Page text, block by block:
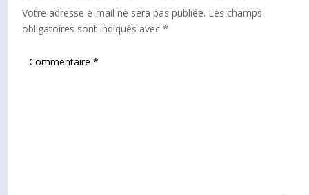
Votre adresse e-mail ne sera pas publiée. Les champs
obligatoires sont indiqués avec*